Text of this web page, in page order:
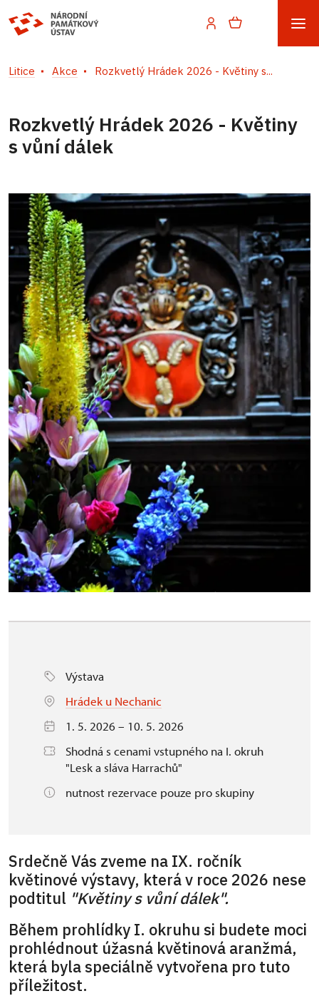
Litice Akce Rozkvetlý Hrádek 2026 - Květiny s...
Rozkvetlý Hrádek 2026 - Květiny
s vůní dálek
Výstava
Hrádek u Nechanic
1. 5. 2026 – 10. 5. 2026
Shodná s cenami vstupného na I. okruh
"Lesk a sláva Harrachů"
nutnost rezervace pouze pro skupiny
Srdečně Vás zveme na IX. ročník
květinové výstavy, která v roce 2026 nese
podtitul "Květiny s vůní dálek".
Během prohlídky I. okruhu si budete moci
prohlédnout úžasná květinová aranžmá,
která byla speciálně vytvořena pro tuto
příležitost.